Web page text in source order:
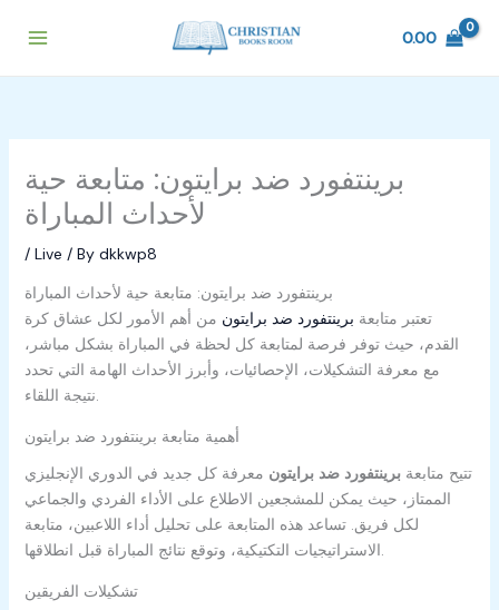
0.00
برينتفورد ضد برايتون: متابعة حية
لأحداث المباراة
/ Live / By dkkwp8
برينتفورد ضد برايتون: متابعة حية لأحداث المباراة
تعتبر متابعة برينتفورد ضد برايتون من أهم الأمور لكل عشاق كرة
القدم، حيث توفر فرصة لمتابعة كل لحظة في المباراة بشكل مباشر،
مع معرفة التشكيلات، الإحصائيات، وأبرز الأحداث الهامة التي تحدد
نتيجة اللقاء.
أهمية متابعة برينتفورد ضد برايتون
تتيح متابعةبرينتفورد ضد برايتون معرفة كل جديد في الدوري الإنجليزي
الممتاز، حيث يمكن للمشجعين الاطلاع على الأداء الفردي والجماعي
لكل فريق. تساعد هذه المتابعة على تحليل أداء اللاعبين، متابعة
الاستراتيجيات التكتيكية، وتوقع نتائج المباراة قبل انطلاقها.
تشكيلات الفريقين